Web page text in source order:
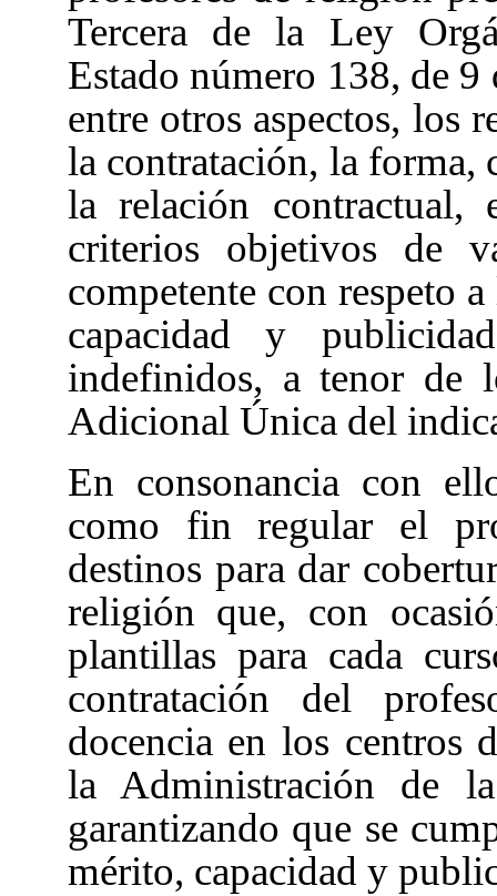
Tercera de la Ley
Estado número 138, de
entre otros aspectos, los
la contratación, la forma,
la relación contractual,
criterios objetivos de
competente con respeto
capacidad y
indefinidos, a tenor de
Adicional Única del
En consonancia con
como fin regular el
destinos para dar
religión que, con
plantillas para cada
contratación del
docencia en los centros
la Administración de
garantizando que se
mérito, capacidad y